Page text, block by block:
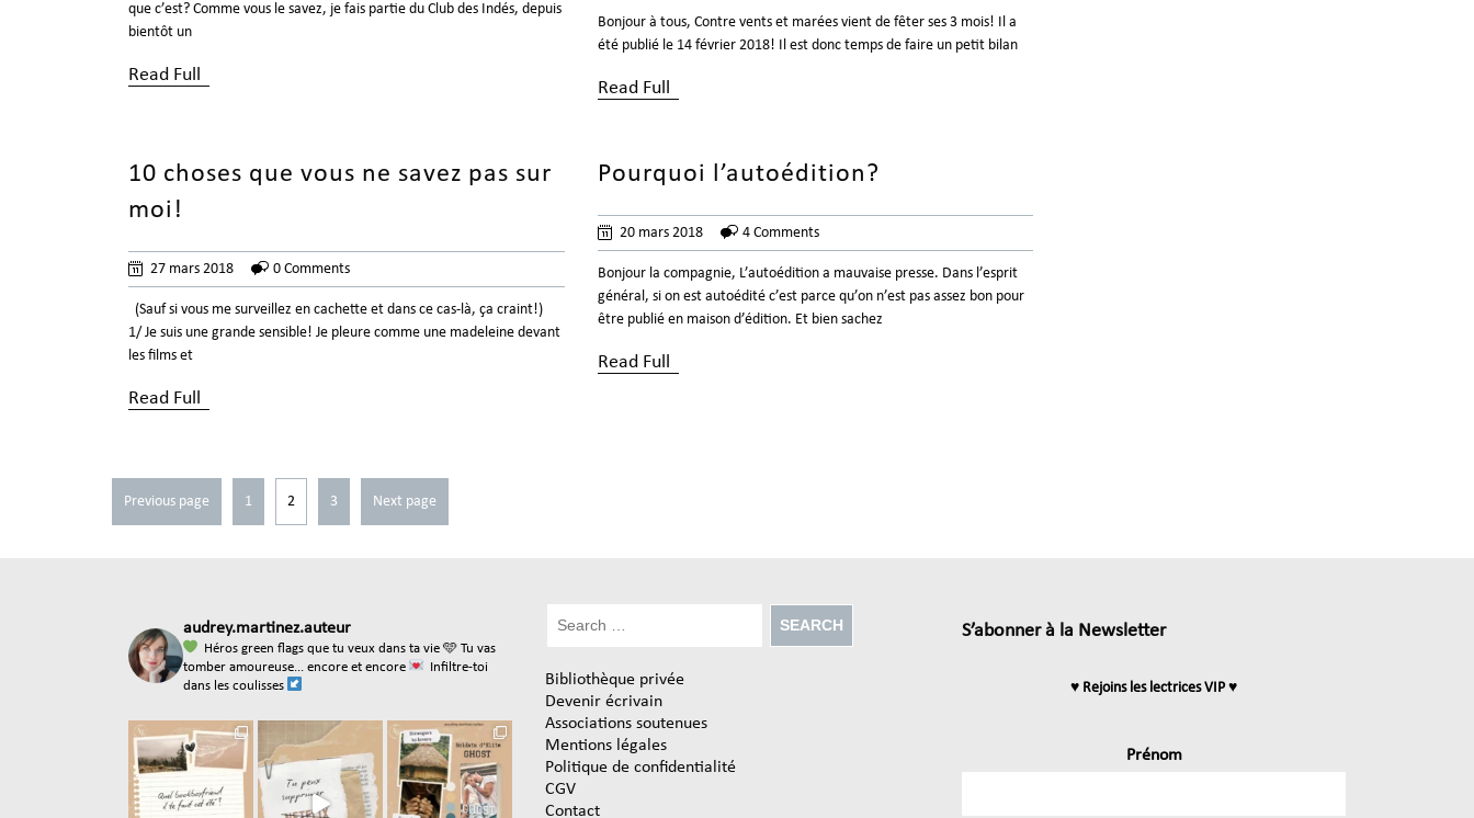
que c’est? Comme vous le savez, je fais partie du Club des Indés, depuis
bientôt un
Read Full
Bonjour à tous, Contre vents et marées vient de fêter ses 3 mois! Il a
été publié le 14 février 2018! Il est donc temps de faire un petit bilan
Read Full
10 choses que vous ne savez pas sur
moi!
27 mars 2018 0 Comments
(Sauf si vous me surveillez en cachette et dans ce cas-là, ça craint!)
1/ Je suis une grande sensible! Je pleure comme une madeleine devant
les films et
Read Full
Pourquoi l’autoédition?
20 mars 2018 4 Comments
Bonjour la compagnie, L’autoédition a mauvaise presse. Dans l’esprit
général, si on est autoédité c’est parce qu’on n’est pas assez bon pour
être publié en maison d’édition. Et bien sachez
Read Full
Previous page 1 2 3 Next page
audrey.martinez.auteur
Héros green flags que tu veux dans ta vie 🩵 Tu vas
tomber amoureuse... encore et encore
Infiltre-toi
dans les coulisses
Bibliothèque privée
Devenir écrivain
Associations soutenues
Mentions légales
Politique de confidentialité
CGV
Contact
S’abonner à la Newsletter
♥ Rejoins les lectrices VIP ♥
Prénom